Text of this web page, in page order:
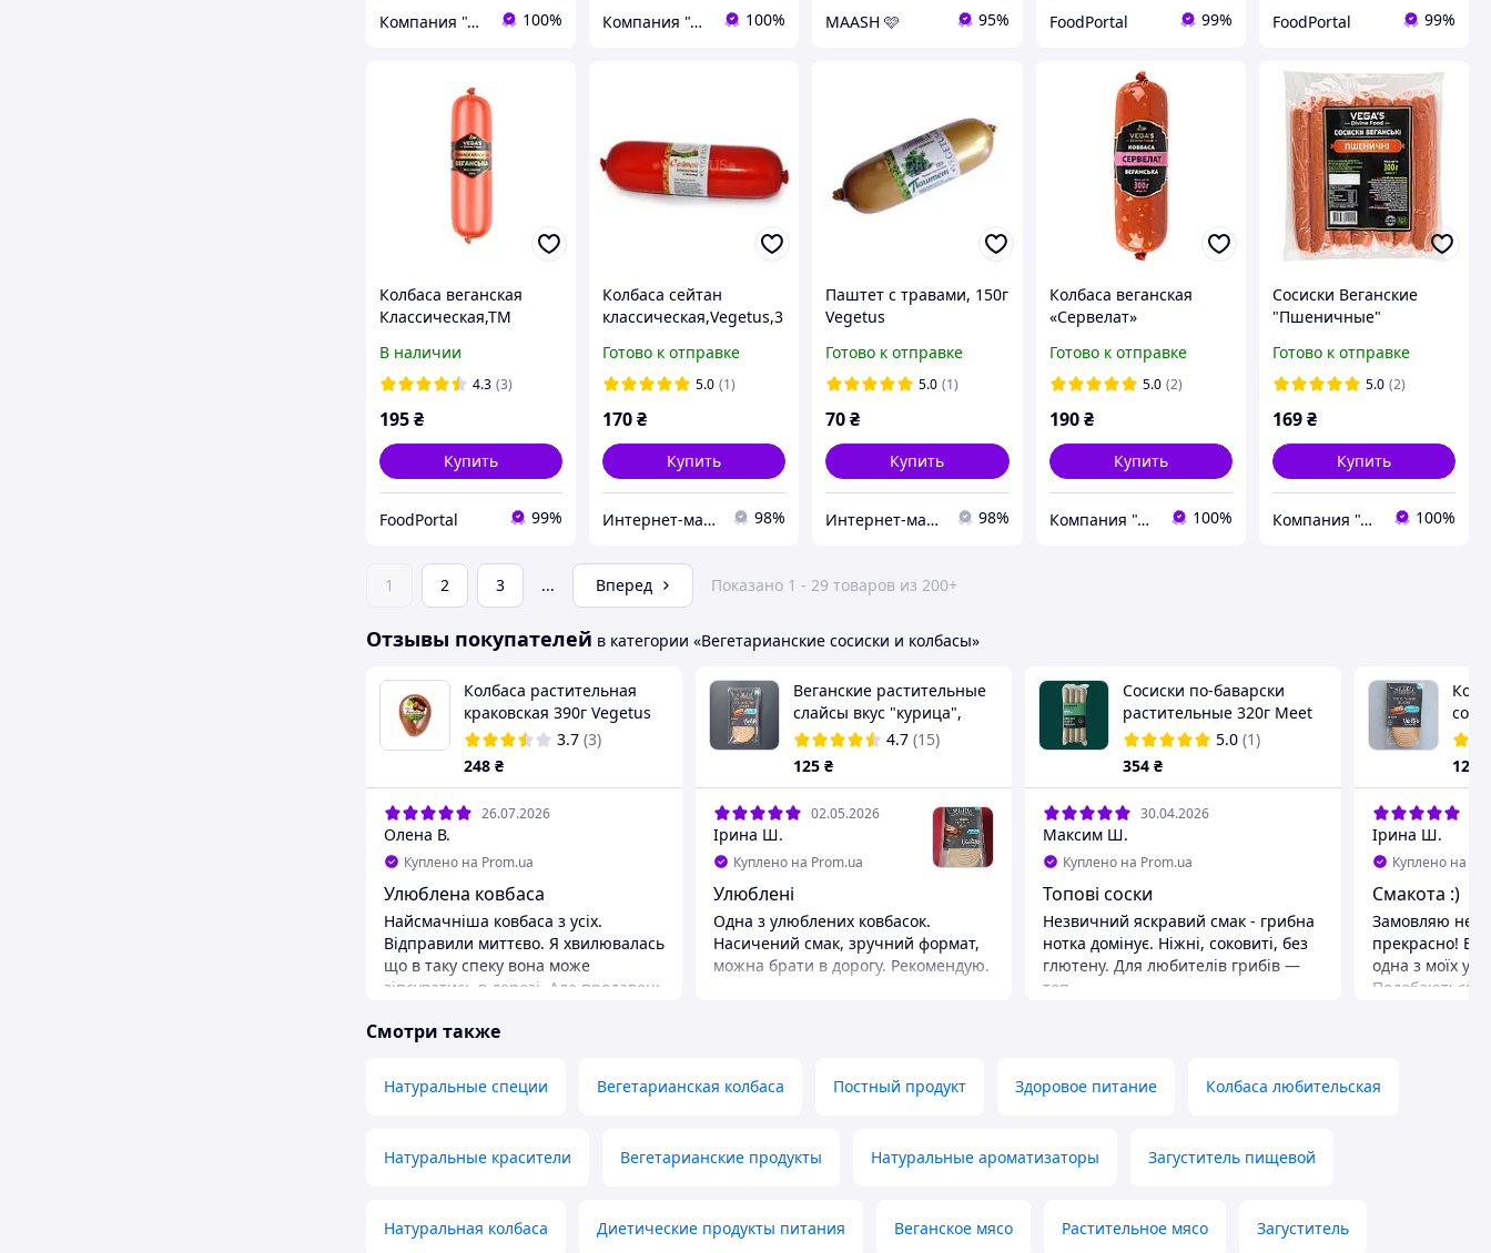
Компания "Аюрведа" 100% Компания "Аюрведа" 100% MAASH 🩷 95% FoodPortal 99% FoodPortal 99%
Колбаса веганская
Классическая,ТМ
В наличии
4.3 (3)
195₴
Купить
FoodPortal 99%
Колбаса сейтан
классическая,Vegetus,3
Готово к отправке
5.0 (1)
170₴
Купить
Интернет-магазин "Edem Garden" 98%
Паштет с травами, 150г
Vegetus
Готово к отправке
5.0 (1)
70₴
Купить
Интернет-магазин "Edem Garden" 98%
Колбаса веганская
«Сервелат»
Готово к отправке
5.0 (2)
190 ₴
Купить
Компания "Аюрведа" 100%
Сосиски Веганские
"Пшеничные"
Готово к отправке
5.0 (2)
169₴
Купить
Компания "Аюрведа" 100%
1 2 3 ... Вперед Показано 1 - 29 товаров из 200+
Отзывы покупателей в категории «Вегетарианские сосиски и колбасы»
Колбаса растительная
краковская 390г Vegetus
3.7 (3)
248 ₴
26.07.2026
Олена В.
Куплено на Prom.ua
Улюблена ковбаса
Найсмачніша ковбаса з усіх.
Відправили миттєво. Я хвилювалась
що в таку спеку вона може
зіпсуватись в дорозі. Але продавець
хладагентом. Доїхала холодна,
те що посилка йшла аж три дні.
Всім задоволена, дякую. Буду брати
Преимущества
Гарний продукт. Гарне
Недостатки
Немає.
Веганские растительные
слайсы вкус "курица",
Violife 100г 4.7 (15)
125 ₴
02.05.2026
Ірина Ш.
Куплено на Prom.ua
Улюблені
Одна з улюблених ковбасок.
Насичений смак, зручний формат,
можна брати в дорогу. Рекомендую.
Сосиски по-баварски
растительные 320г Meet
Not Meat
5.0 (1)
354 ₴
30.04.2026
Максим Ш.
Куплено на Prom.ua
Топові соски
Незвичний яскравий смак - грибна
нотка домінує. Ніжні, соковиті, без
глютену. Для любителів грибів —
топ
ціна
со
125
Ірина Ш.
Куплено на
Смакота :)
Замовляю не
прекрасно!
одна з моїх
Подобаються
Смотри также
Натуральные специи Вегетарианская колбаса Постный продукт Здоровое питание Колбаса любительская
Натуральные красители Вегетарианские продукты Натуральные ароматизаторы Загуститель пищевой
Натуральная колбаса Диетические продукты питания Веганское мясо Растительное мясо Загуститель